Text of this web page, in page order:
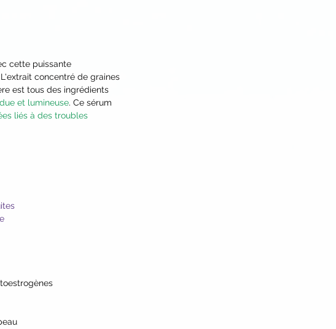
cette puissante
concentré de graines
est tous des ingrédients
et lumineuse. Ce sérum
liés à des troubles